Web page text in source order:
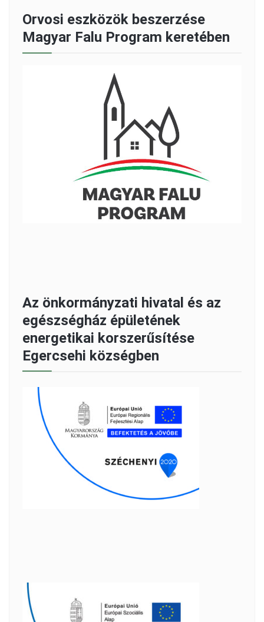
Orvosi eszközök beszerzése
Magyar Falu Program keretében
Az önkormányzati hivatal és az
egészségház épületének
energetikai korszerűsítése
Egercsehi községben